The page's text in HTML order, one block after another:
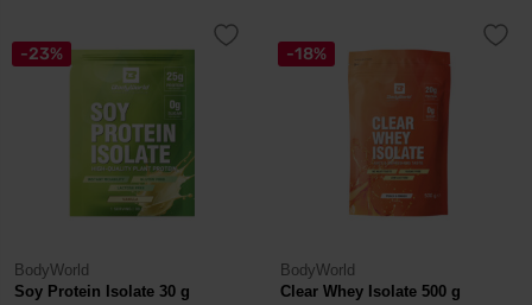
-23%
BodyWorld
Soy Protein Isolate 30 g
-18%
BodyWorld
Clear Whey Isolate 500 g